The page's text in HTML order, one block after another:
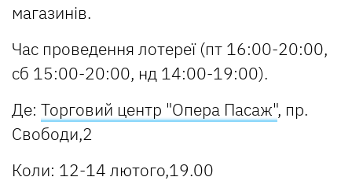
магазинів.
Час проведення лотереї (пт 16:00-20:00,
сб 15:00-20:00, нд 14:00-19:00).
Де: Торговий центр "Опера Пасаж", пр.
Свободи,2
Коли: 12-14 лютого,19.00